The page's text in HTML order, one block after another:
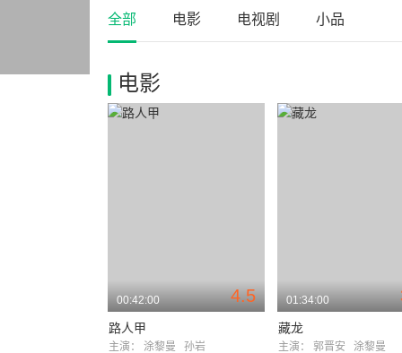
全部 电影 电视剧 小品
电影
4.5
00:42:00
路人甲
主演： 涂黎曼 孙岩
01:34:00
藏龙
主演： 郭晋安 涂黎曼